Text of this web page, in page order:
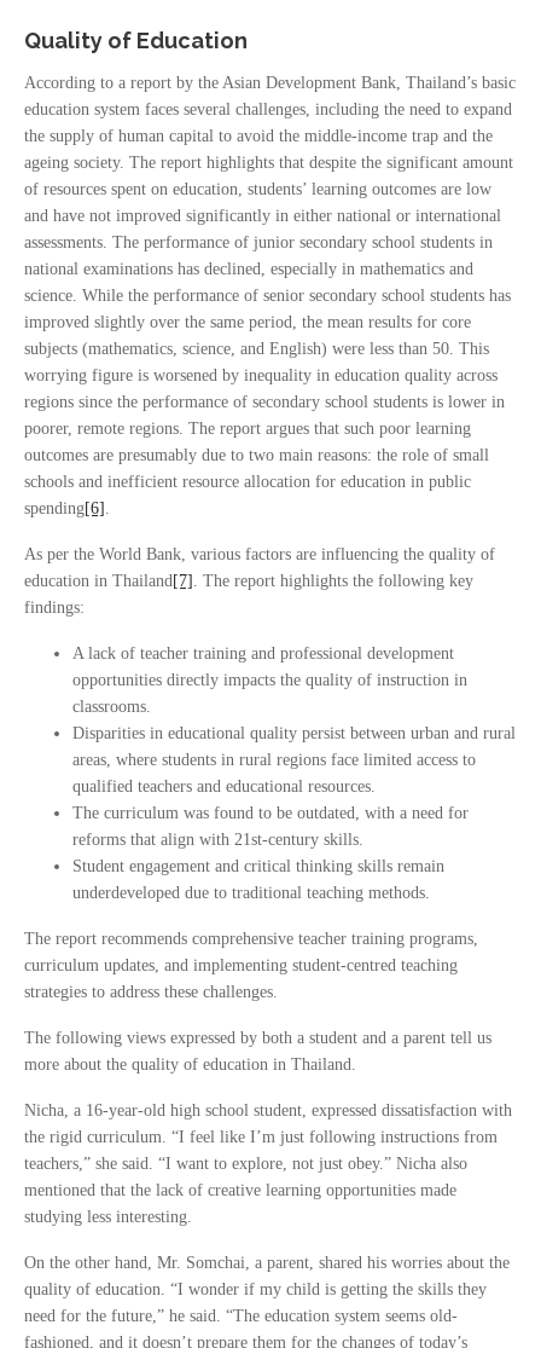
Quality of Education
According to a report by the Asian Development Bank, Thailand’s basic
education system faces several challenges, including the need to expand
the supply of human capital to avoid the middle-income trap and the
ageing society. The report highlights that despite the significant amount
of resources spent on education, students’ learning outcomes are low
and have not improved significantly in either national or international
assessments. The performance of junior secondary school students in
national examinations has declined, especially in mathematics and
science. While the performance of senior secondary school students has
improved slightly over the same period, the mean results for core
subjects (mathematics, science, and English) were less than 50. This
worrying figure is worsened by inequality in education quality across
regions since the performance of secondary school students is lower in
poorer, remote regions. The report argues that such poor learning
outcomes are presumably due to two main reasons: the role of small
schools and inefficient resource allocation for education in public
spending[6] .
As per the World Bank, various factors are influencing the quality of
education in Thailand[7] . The report highlights the following key
findings:
A lack of teacher training and professional development
opportunities directly impacts the quality of instruction in
classrooms.
Disparities in educational quality persist between urban and rural
areas, where students in rural regions face limited access to
qualified teachers and educational resources.
The curriculum was found to be outdated, with a need for
reforms that align with 21st-century skills.
Student engagement and critical thinking skills remain
underdeveloped due to traditional teaching methods.
The report recommends comprehensive teacher training programs,
curriculum updates, and implementing student-centred teaching
strategies to address these challenges.
The following views expressed by both a student and a parent tell us
more about the quality of education in Thailand.
Nicha, a 16-year-old high school student, expressed dissatisfaction with
the rigid curriculum. “I feel like I’m just following instructions from
teachers,” she said. “I want to explore, not just obey.” Nicha also
mentioned that the lack of creative learning opportunities made
studying less interesting.
On the other hand, Mr. Somchai, a parent, shared his worries about the
quality of education. “I wonder if my child is getting the skills they
need for the future,” he said. “The education system seems old-
fashioned, and it doesn’t prepare them for the changes of today’s